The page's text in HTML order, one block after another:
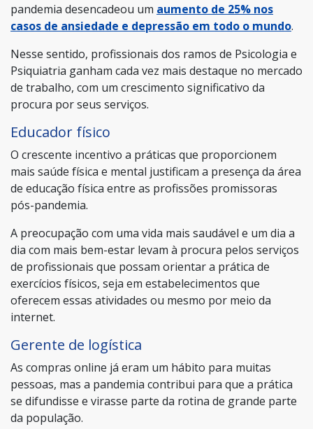
pandemia desencadeou um aumento de 25% nos
casos de ansiedade e depressão em todo o mundo.
Nesse sentido, profissionais dos ramos de Psicologia e
Psiquiatria ganham cada vez mais destaque no mercado
de trabalho, com um crescimento significativo da
procura por seus serviços.
Educador físico
O crescente incentivo a práticas que proporcionem
mais saúde física e mental justificam a presença da área
de educação física entre as profissões promissoras
pós-pandemia.
A preocupação com uma vida mais saudável e um dia a
dia com mais bem-estar levam à procura pelos serviços
de profissionais que possam orientar a prática de
exercícios físicos, seja em estabelecimentos que
oferecem essas atividades ou mesmo por meio da
internet.
Gerente de logística
As compras online já eram um hábito para muitas
pessoas, mas a pandemia contribui para que a prática
se difundisse e virasse parte da rotina de grande parte
da população.